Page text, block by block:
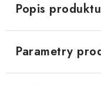
Popis produktu
Parametry